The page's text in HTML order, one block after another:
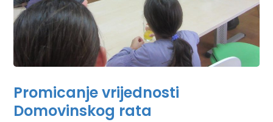
Promicanje vrijednosti
Domovinskog rata